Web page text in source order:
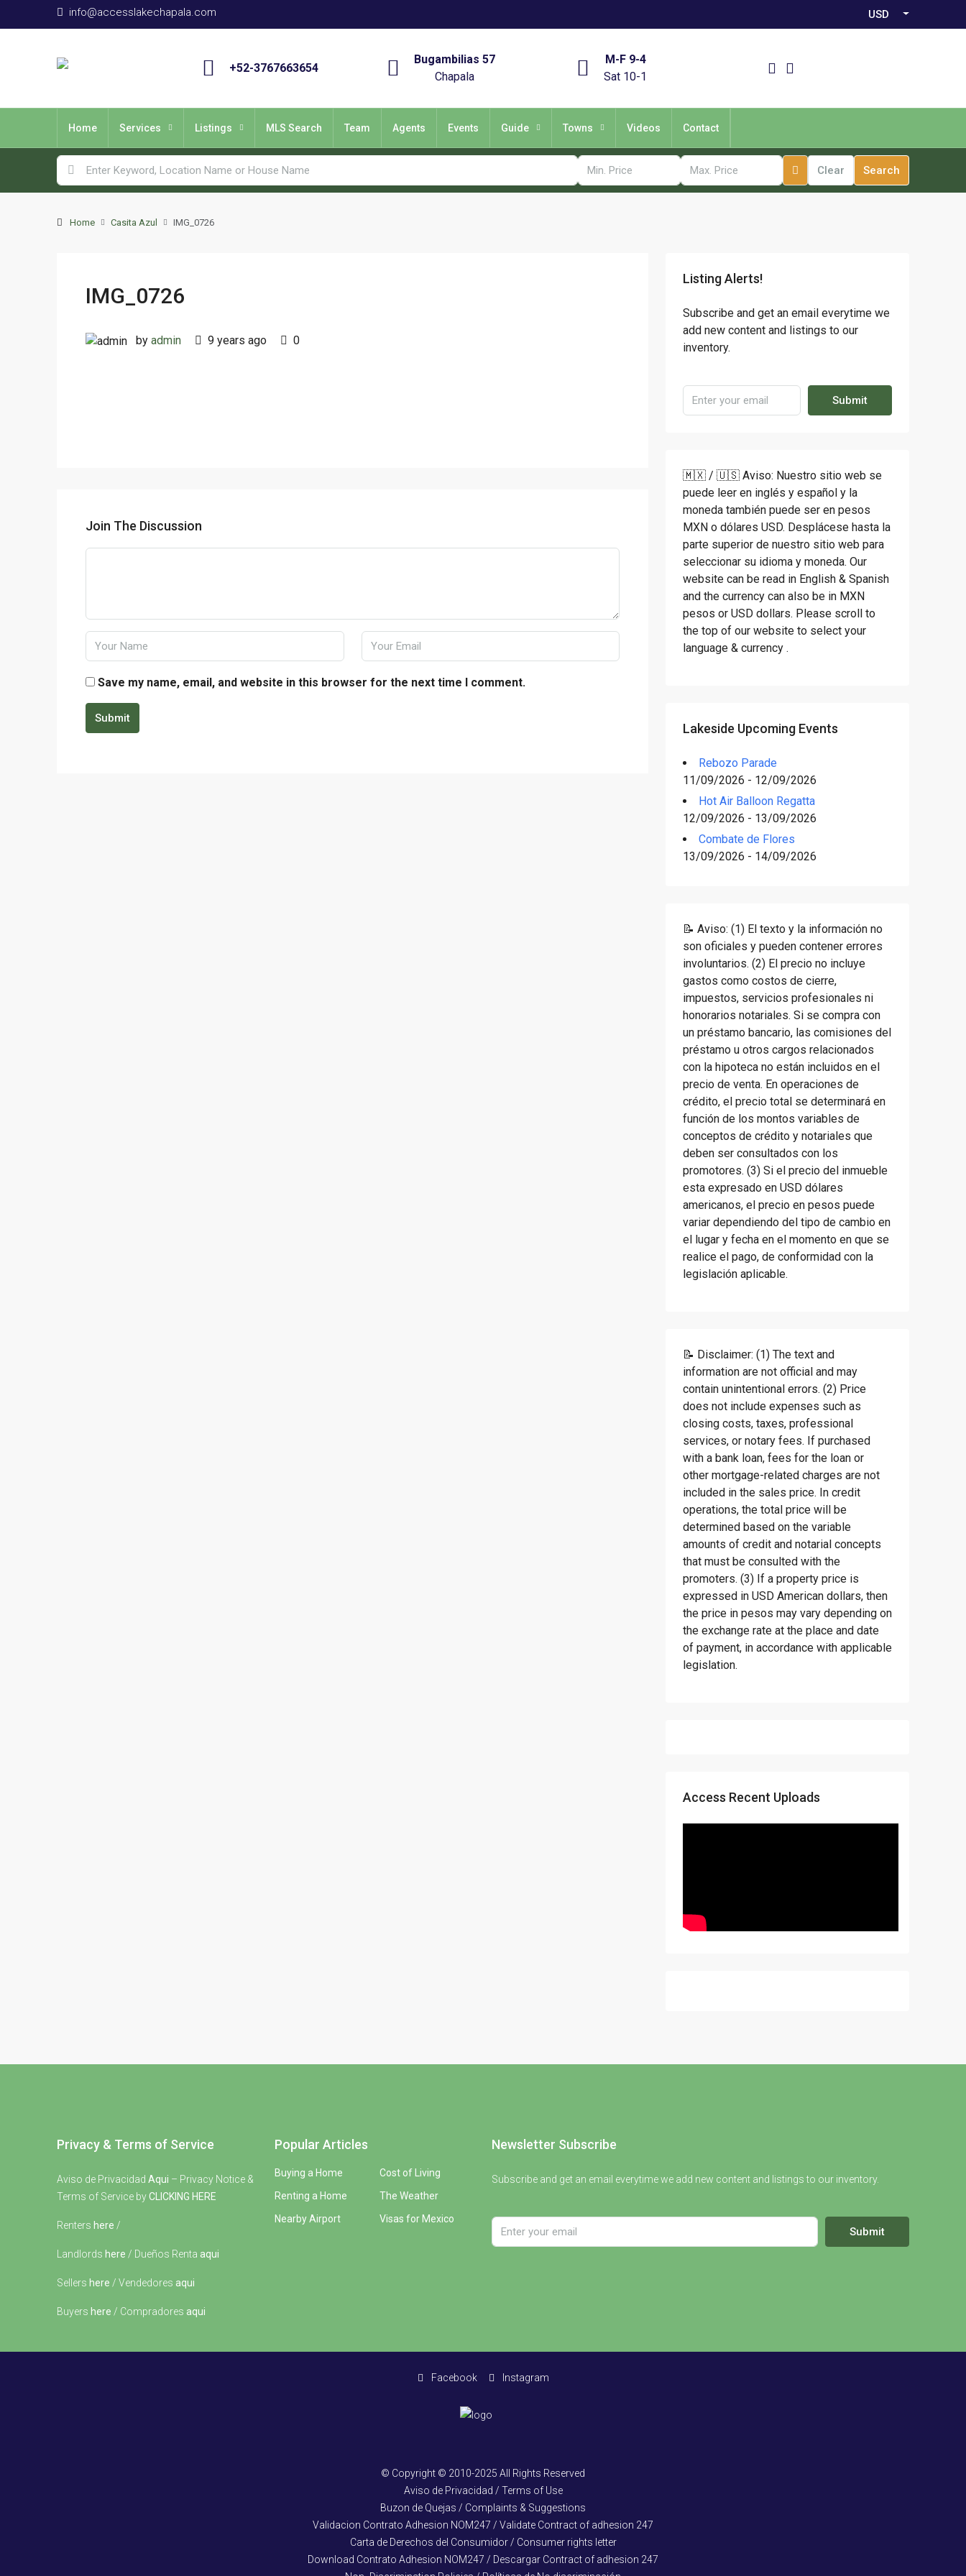
info@accesslakechapala.com USD
+52-3767663654
Bugambilias 57
Chapala
M-F 9-4
Sat 10-1
Home Services Listings MLS Search Team Agents Events Guide Towns Videos Contact
Clear Search
Home Casita Azul IMG_0726
IMG_0726
by admin 9 years ago 0
Join The Discussion
Save my name, email, and website in this browser for the next time I comment.
Submit
Listing Alerts!
Subscribe and get an email everytime we
add new content and listings to our
inventory.
Submit
🇲🇽 / 🇺🇸 Aviso: Nuestro sitio web se
puede leer en inglés y español y la
moneda también puede ser en pesos
MXN o dólares USD. Desplácese hasta la
parte superior de nuestro sitio web para
seleccionar su idioma y moneda. Our
website can be read in English & Spanish
and the currency can also be in MXN
pesos or USD dollars. Please scroll to
the top of our website to select your
language & currency .
Lakeside Upcoming Events
Rebozo Parade
11/09/2026 - 12/09/2026
Hot Air Balloon Regatta
12/09/2026 - 13/09/2026
Combate de Flores
13/09/2026 - 14/09/2026
📝 Aviso: (1) El texto y la información no
son oficiales y pueden contener errores
involuntarios. (2) El precio no incluye
gastos como costos de cierre,
impuestos, servicios profesionales ni
honorarios notariales. Si se compra con
un préstamo bancario, las comisiones del
préstamo u otros cargos relacionados
con la hipoteca no están incluidos en el
precio de venta. En operaciones de
crédito, el precio total se determinará en
función de los montos variables de
conceptos de crédito y notariales que
deben ser consultados con los
promotores. (3) Si el precio del inmueble
esta expresado en USD dólares
americanos, el precio en pesos puede
variar dependiendo del tipo de cambio en
el lugar y fecha en el momento en que se
realice el pago, de conformidad con la
legislación aplicable.
📝 Disclaimer: (1) The text and
information are not official and may
contain unintentional errors. (2) Price
does not include expenses such as
closing costs, taxes, professional
services, or notary fees. If purchased
with a bank loan, fees for the loan or
other mortgage-related charges are not
included in the sales price. In credit
operations, the total price will be
determined based on the variable
amounts of credit and notarial concepts
that must be consulted with the
promoters. (3) If a property price is
expressed in USD American dollars, then
the price in pesos may vary depending on
the exchange rate at the place and date
of payment, in accordance with applicable
legislation.
Access Recent Uploads
Privacy & Terms of Service
Aviso de Privacidad Aqui – Privacy Notice &
Terms of Service byCLICKING HERE
Renters here /
Landlords here / Dueños Renta aqui
Sellers here / Vendedores aqui
Buyers here / Compradores aqui
Popular Articles
Buying a Home
Renting a Home
Nearby Airport
Cost of Living
The Weather
Visas for Mexico
Newsletter Subscribe
Subscribe and get an email everytime we add new content and listings to our inventory.
Submit
Facebook Instagram
© Copyright © 2010-2025 All Rights Reserved
Aviso de Privacidad / Terms of Use
Buzon de Quejas / Complaints & Suggestions
Validacion Contrato Adhesion NOM247 / Validate Contract of adhesion 247
Carta de Derechos del Consumidor / Consumer rights letter
Download Contrato Adhesion NOM247 / Descargar Contract of adhesion 247